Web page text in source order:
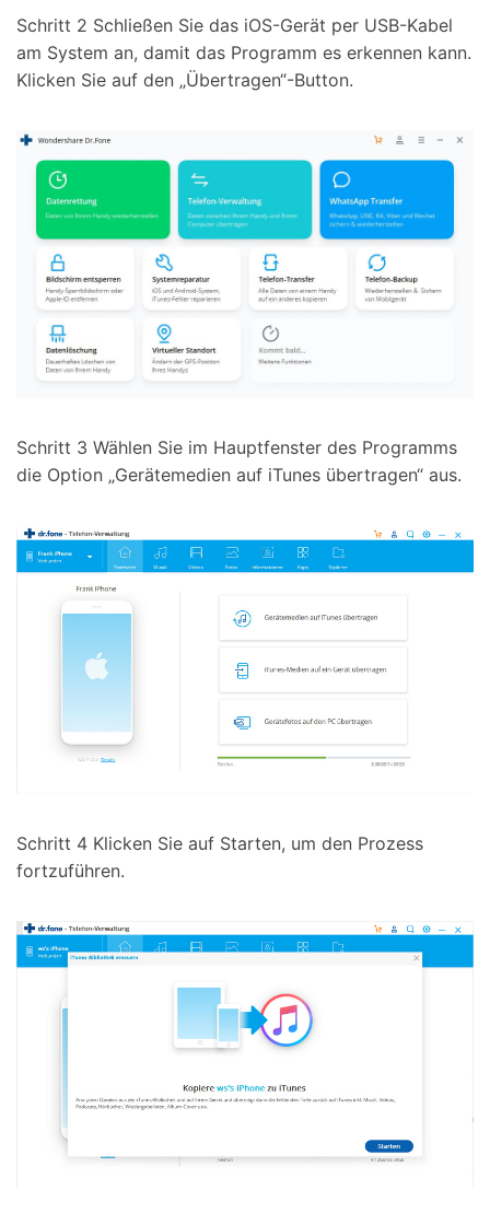
Schritt 2 Schließen Sie das iOS-Gerät per USB-Kabel
am System an, damit das Programm es erkennen kann.
Klicken Sie auf den „Übertragen“-Button.
Schritt 3 Wählen Sie im Hauptfenster des Programms
die Option „Gerätemedien auf iTunes übertragen“ aus.
Schritt 4 Klicken Sie auf Starten, um den Prozess
fortzuführen.